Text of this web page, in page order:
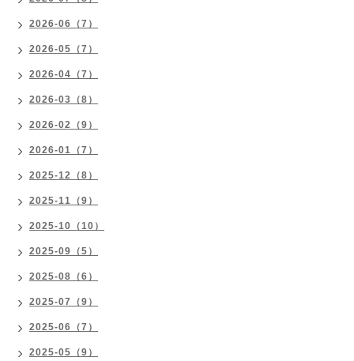
2026-06（7）
2026-05（7）
2026-04（7）
2026-03（8）
2026-02（9）
2026-01（7）
2025-12（8）
2025-11（9）
2025-10（10）
2025-09（5）
2025-08（6）
2025-07（9）
2025-06（7）
2025-05（9）